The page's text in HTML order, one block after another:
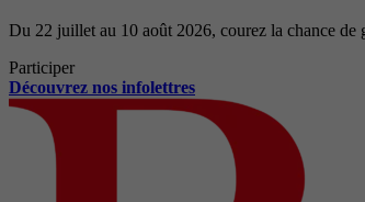
Du 22 juillet au 10 août 2026, courez la chance
Participer
Découvrez nos infolettres